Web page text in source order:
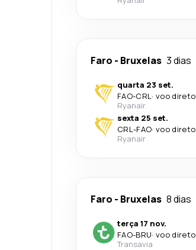
Faro - Bruxelas 3 dias
quarta 23 set.
FAO-CRL· voo direto
Ryanair
sexta 25 set.
CRL-FAO· voo direto
Ryanair
Faro - Bruxelas 8 dias
terça 17 nov.
FAO-BRU· voo direto
Transavia